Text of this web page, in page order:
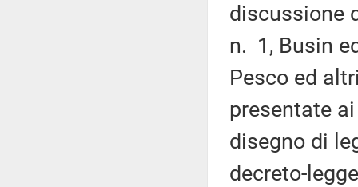
discussione
n. 1, Busin
Pesco ed
presentate
disegno di
decreto-